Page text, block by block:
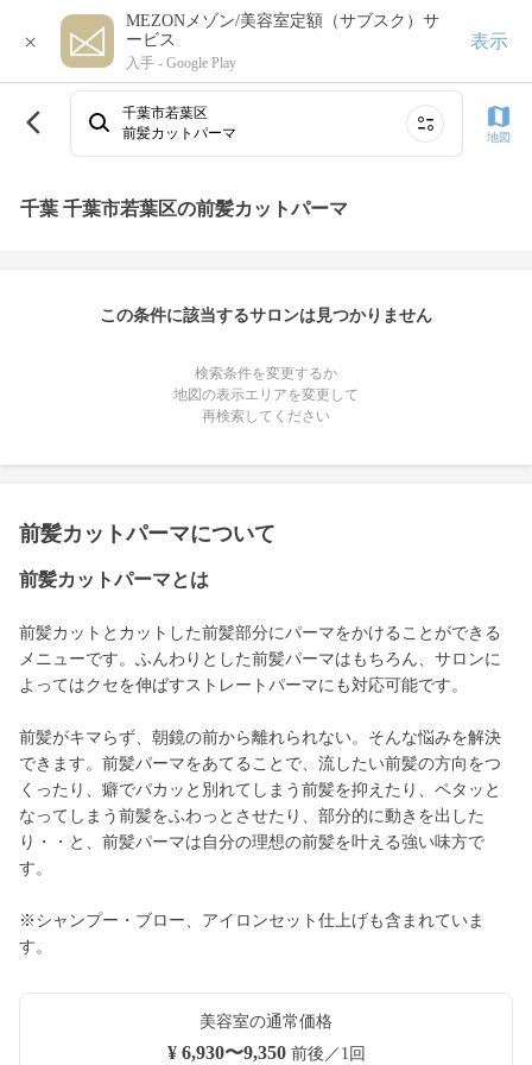
×
MEZONメゾン/美容室定額（サブスク）サ
ービス
入手 - Google Play
表示
千葉市若葉区
前髪カットパーマ
地図
千葉 千葉市若葉区の前髪カットパーマ
この条件に該当するサロンは見つかりません
検索条件を変更するか
地図の表示エリアを変更して
再検索してください
前髪カットパーマについて
前髪カットパーマとは
前髪カットとカットした前髪部分にパーマをかけることができる
メニューです。ふんわりとした前髪パーマはもちろん、サロンに
よってはクセを伸ばすストレートパーマにも対応可能です。
前髪がキマらず、朝鏡の前から離れられない。そんな悩みを解決
できます。前髪パーマをあてることで、流したい前髪の方向をつ
くったり、癖でパカッと別れてしまう前髪を抑えたり、ペタッと
なってしまう前髪をふわっとさせたり、部分的に動きを出した
り・・と、前髪パーマは自分の理想の前髪を叶える強い味方で
す。
※シャンプー・ブロー、アイロンセット仕上げも含まれていま
す。
美容室の通常価格
¥ 6,930〜9,350前後／1回